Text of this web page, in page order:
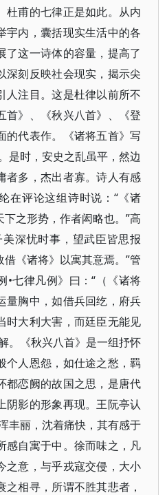
杜甫的七律正是如此。从内
宇内，囊括现实生活中的各
了这一诗体的容量，提高了
深刻反映社会现实，揭示尖
人注目。这是杜律以前所不
首》、《秋兴八首》、《登
的代表作。《诸将五首》写
是时，安史之乱虽平，然边
者多，杰出者寡。诗人有感
在评论这组诗时说：“《诸
之形势，作者闳略也。”高
深忧时事，望武臣皆思报
《诸将》以寓其意焉。”管
•七律凡例》曰：“（《诸将
量胸中，如借兵回纥，府兵
时大利大害，而廷臣无能见
。《秋兴八首》是一组抒怀
个人恩怨，如仕途之愁，羁
都恋阙的故国之思，是唐代
阴影的形象再现。王阮亭认
丰丽，沈着痛快，其有感于
感自寓于中。徐而味之，凡
之意，与乎戎寇交侵，大小
相寻，所谓不胜其悲者，